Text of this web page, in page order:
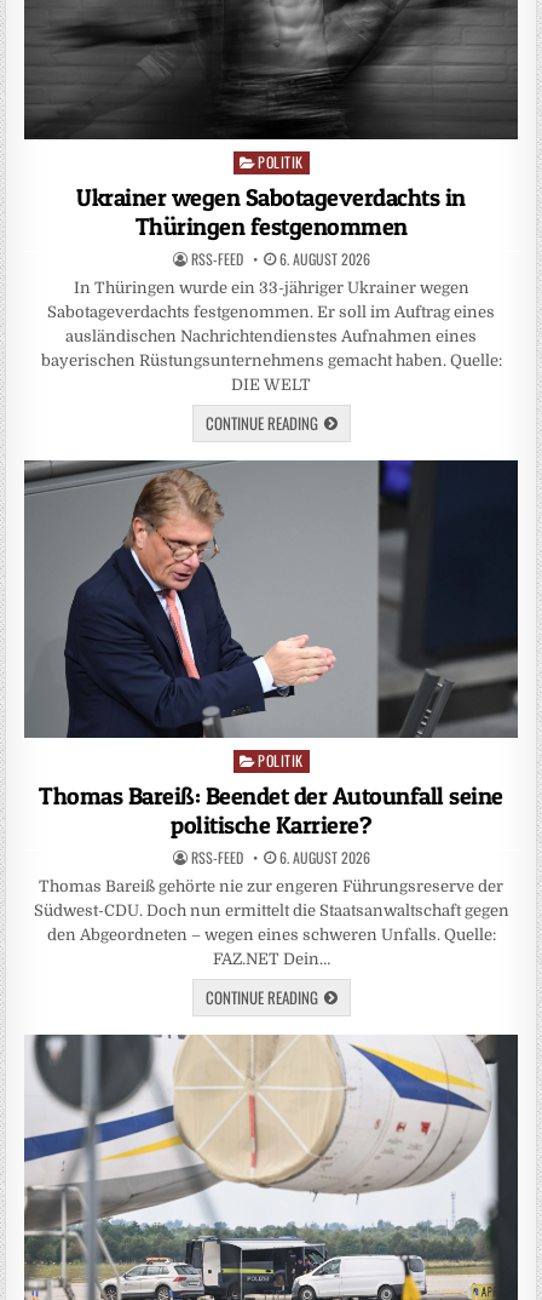
Posted
in
POLITIK
Ukrainer wegen Sabotageverdachts in
Thüringen festgenommen
RSS-FEED 6. AUGUST 2026
In Thüringen wurde ein 33-jähriger Ukrainer wegen
Sabotageverdachts festgenommen. Er soll im Auftrag eines
ausländischen Nachrichtendienstes Aufnahmen eines
bayerischen Rüstungsunternehmens gemacht haben. Quelle:
DIE WELT
CONTINUE READING
Posted
POLITIK
Thomas Bareiß: Beendet der Autounfall seine
politische Karriere?
RSS-FEED 6. AUGUST 2026
Thomas Bareiß gehörte nie zur engeren Führungsreserve der
Südwest-CDU. Doch nun ermittelt die Staatsanwaltschaft gegen
den Abgeordneten – wegen eines schweren Unfalls. Quelle:
FAZ.NET Dein…
CONTINUE READING